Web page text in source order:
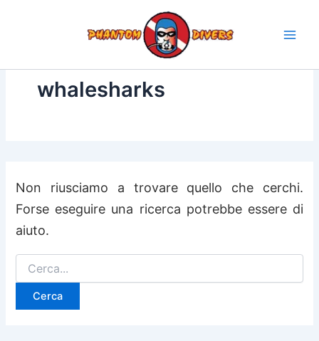
whalesharks
Non riusciamo a trovare quello che cerchi.
Forse eseguire una ricerca potrebbe essere di
aiuto.